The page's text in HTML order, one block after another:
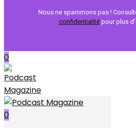
Nous ne spammons pas !
confidentialitépour plus
0
0